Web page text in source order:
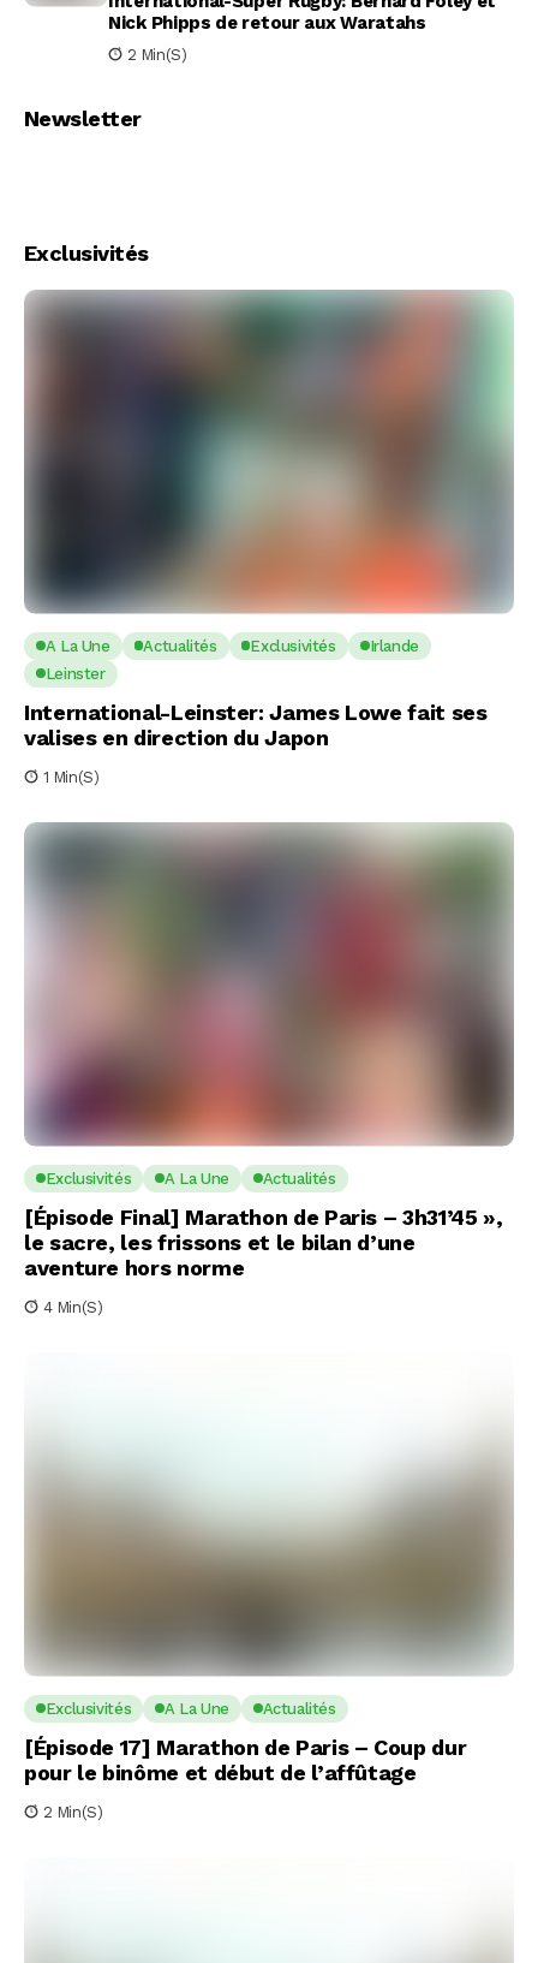
Nick Phipps de retour aux Waratahs
2 Min(s)
Newsletter
Exclusivités
A La Une Actualités Exclusivités
Irlande
Leinster
International-Leinster: James Lowe fait ses
valises en direction du Japon
1 Min(s)
Exclusivités A La Une Actualités
[Épisode Final] Marathon de Paris – 3h31’45 »,
le sacre, les frissons et le bilan d’une
aventure hors norme
4 Min(s)
Exclusivités A La Une Actualités
[Épisode 17] Marathon de Paris – Coup dur
pour le binôme et début de l’affûtage
2 Min(s)